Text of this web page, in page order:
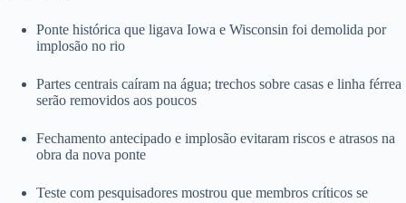
Ponte histórica que ligava Iowa e Wisconsin foi demolida por
implosão no rio
Partes centrais caíram na água; trechos sobre casas e linha férrea
serão removidos aos poucos
Fechamento antecipado e implosão evitaram riscos e atrasos na
obra da nova ponte
Teste com pesquisadores mostrou que membros críticos se